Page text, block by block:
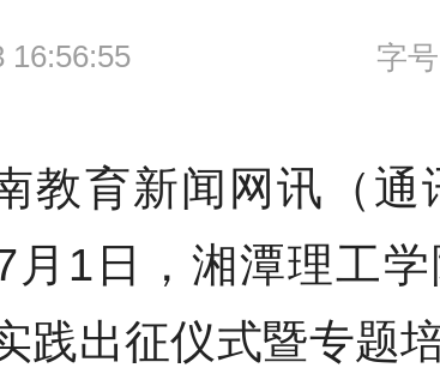
16:56:55 字号
教育新闻网讯（通
月1日，湘潭理工
践出征仪式暨专题